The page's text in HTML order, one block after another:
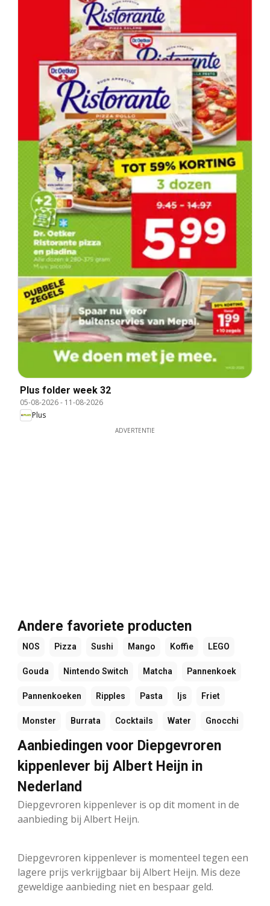
Plus folder week 32
05-08-2026- 11-08-2026
Plus
ADVERTENTIE
Andere favoriete producten
NOS Pizza Sushi Mango Koffie LEGO
Gouda Nintendo Switch Matcha Pannenkoek
Pannenkoeken Ripples Pasta Ijs Friet
Monster Burrata Cocktails Water Gnocchi
Aanbiedingen voor Diepgevroren
kippenlever bij Albert Heijn in
Nederland
Diepgevroren kippenlever is op dit moment in de
aanbieding bij Albert Heijn.
Diepgevroren kippenlever is momenteel tegen een
lagere prijs verkrijgbaar bij Albert Heijn. Mis deze
geweldige aanbieding niet en bespaar geld.